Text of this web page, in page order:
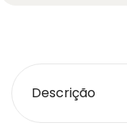
Descrição